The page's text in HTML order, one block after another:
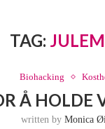
TAG:
Biohacking
Å HOLDE
written byMonica